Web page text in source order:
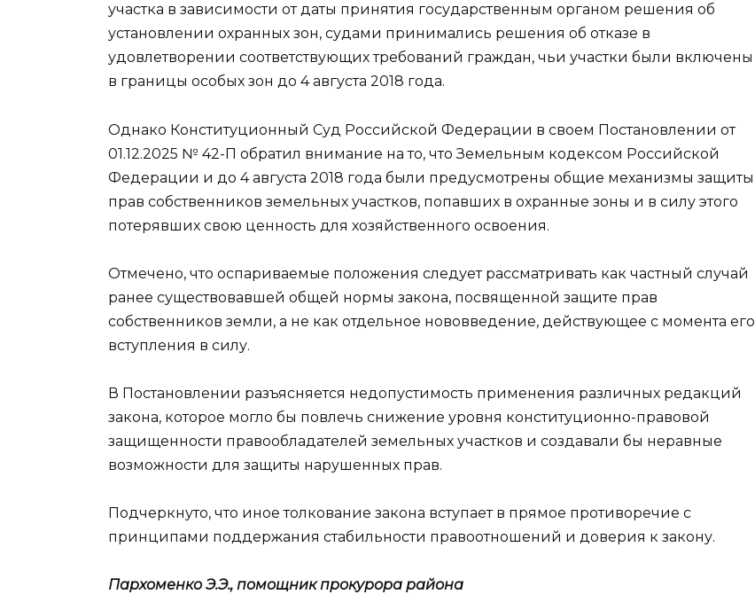
участка в зависимости от даты принятия государственным органом решения об
установлении охранных зон, судами принимались решения об отказе в
удовлетворении соответствующих требований граждан, чьи участки были включены
в границы особых зон до 4 августа 2018 года.
Однако Конституционный Суд Российской Федерации в своем Постановлении от
01.12.2025 № 42-П обратил внимание на то, что Земельным кодексом Российской
Федерации и до 4 августа 2018 года были предусмотрены общие механизмы защиты
прав собственников земельных участков, попавших в охранные зоны и в силу этого
потерявших свою ценность для хозяйственного освоения.
Отмечено, что оспариваемые положения следует рассматривать как частный случай
ранее существовавшей общей нормы закона, посвященной защите прав
собственников земли, а не как отдельное нововведение, действующее с момента его
вступления в силу.
В Постановлении разъясняется недопустимость применения различных редакций
закона, которое могло бы повлечь снижение уровня конституционно-правовой
защищенности правообладателей земельных участков и создавали бы неравные
возможности для защиты нарушенных прав.
Подчеркнуто, что иное толкование закона вступает в прямое противоречие с
принципами поддержания стабильности правоотношений и доверия к закону.
Пархоменко Э.Э., помощник прокурора района